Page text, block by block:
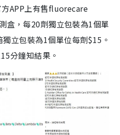
APP上有售fluorecare
盒，每20劑獨立包裝為1個單
立包裝為1個單位每劑$15。
分鐘知結果。